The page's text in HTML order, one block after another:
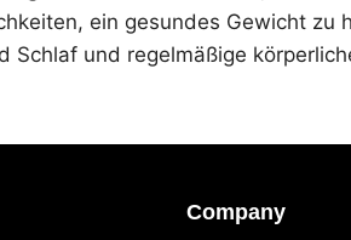
ein gesundes Gewicht zu
Schlaf und regelmäßige
Company